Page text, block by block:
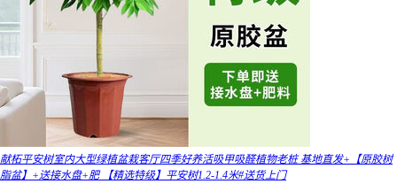
献柘平安树室内大型绿植盆栽客厅四季好养活吸甲吸醛植物老桩 基地直发+【原胶树
脂盆】+送接水盘+肥 【精选特级】平安树1.2-1.4米#送货上门